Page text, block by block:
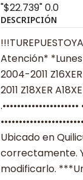
"$22.739"0.0
DESCRIPCIÓN
Atención*
2004-2011
2011 Z18XER
Ubicado en
correctamente.
modificarlo.